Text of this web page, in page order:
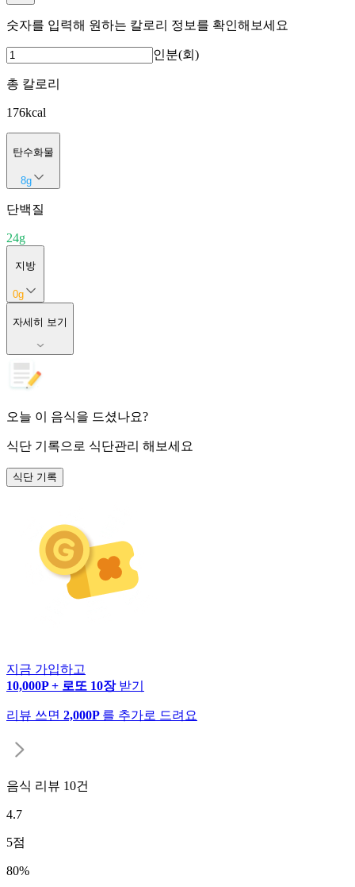
숫자를 입력해 원하는 칼로리 정보를 확인해보세요
인분(회)
총 칼로리
176kcal
탄수화물
8g
단백질
24g
지방
0g
자세히 보기
오늘 이 음식을 드셨나요?
식단 기록으로 식단관리 해보세요
식단 기록
지금 가입하고
10,000P + 로또 10장 받기
리뷰 쓰면 2,000P 를 추가로 드려요
음식 리뷰 10건
4.7
5점
80%